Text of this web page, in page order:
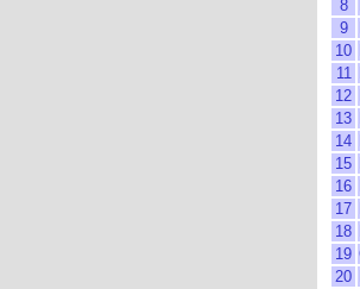
8
9
10
11
12
13
14
15
16
17
18
19
20